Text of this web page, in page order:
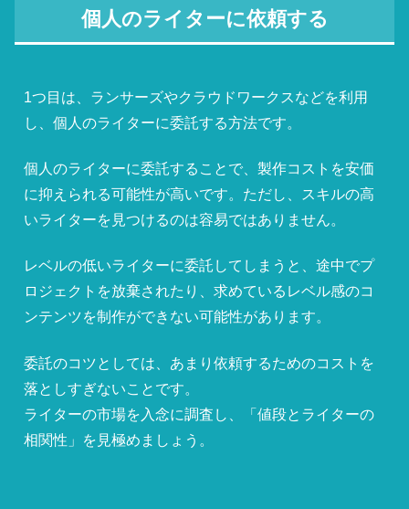
個人のライターに依頼する
1つ目は、ランサーズやクラウドワークスなどを利用
し、個人のライターに委託する方法です。
個人のライターに委託することで、製作コストを安価
に抑えられる可能性が高いです。ただし、スキルの高
いライターを見つけるのは容易ではありません。
レベルの低いライターに委託してしまうと、途中でプ
ロジェクトを放棄されたり、求めているレベル感のコ
ンテンツを制作ができない可能性があります。
委託のコツとしては、あまり依頼するためのコストを
落としすぎないことです。
ライターの市場を入念に調査し、「値段とライターの
相関性」を見極めましょう。